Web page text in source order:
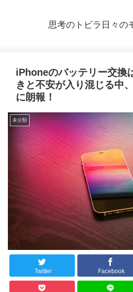
思考のトビラ日々の
iPhoneのバッテリー交換
きと不安が入り混じる中
に朗報！
未分類
Twitter Facebook